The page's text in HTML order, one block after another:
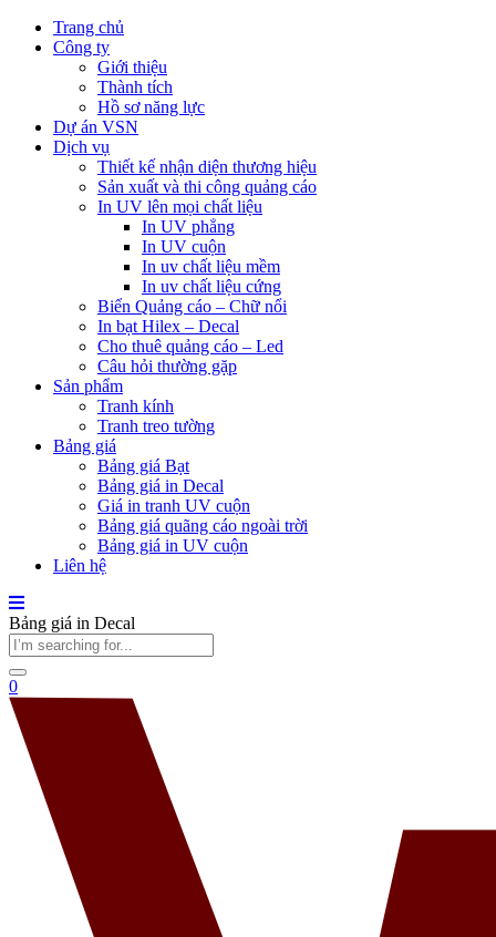
Trang chủ
Công ty
Giới thiệu
Thành tích
Hồ sơ năng lực
Dự án VSN
Dịch vụ
Thiết kế nhận diện thương hiệu
Sản xuất và thi công quảng cáo
In UV lên mọi chất liệu
In UV phẳng
In UV cuộn
In uv chất liệu mềm
In uv chất liệu cứng
Biển Quảng cáo – Chữ nổi
In bạt Hilex – Decal
Cho thuê quảng cáo – Led
Câu hỏi thường gặp
Sản phẩm
Tranh kính
Tranh treo tường
Bảng giá
Bảng giá Bạt
Bảng giá in Decal
Giá in tranh UV cuộn
Bảng giá quãng cáo ngoài trời
Bảng giá in UV cuộn
Liên hệ
Bảng giá in Decal
0